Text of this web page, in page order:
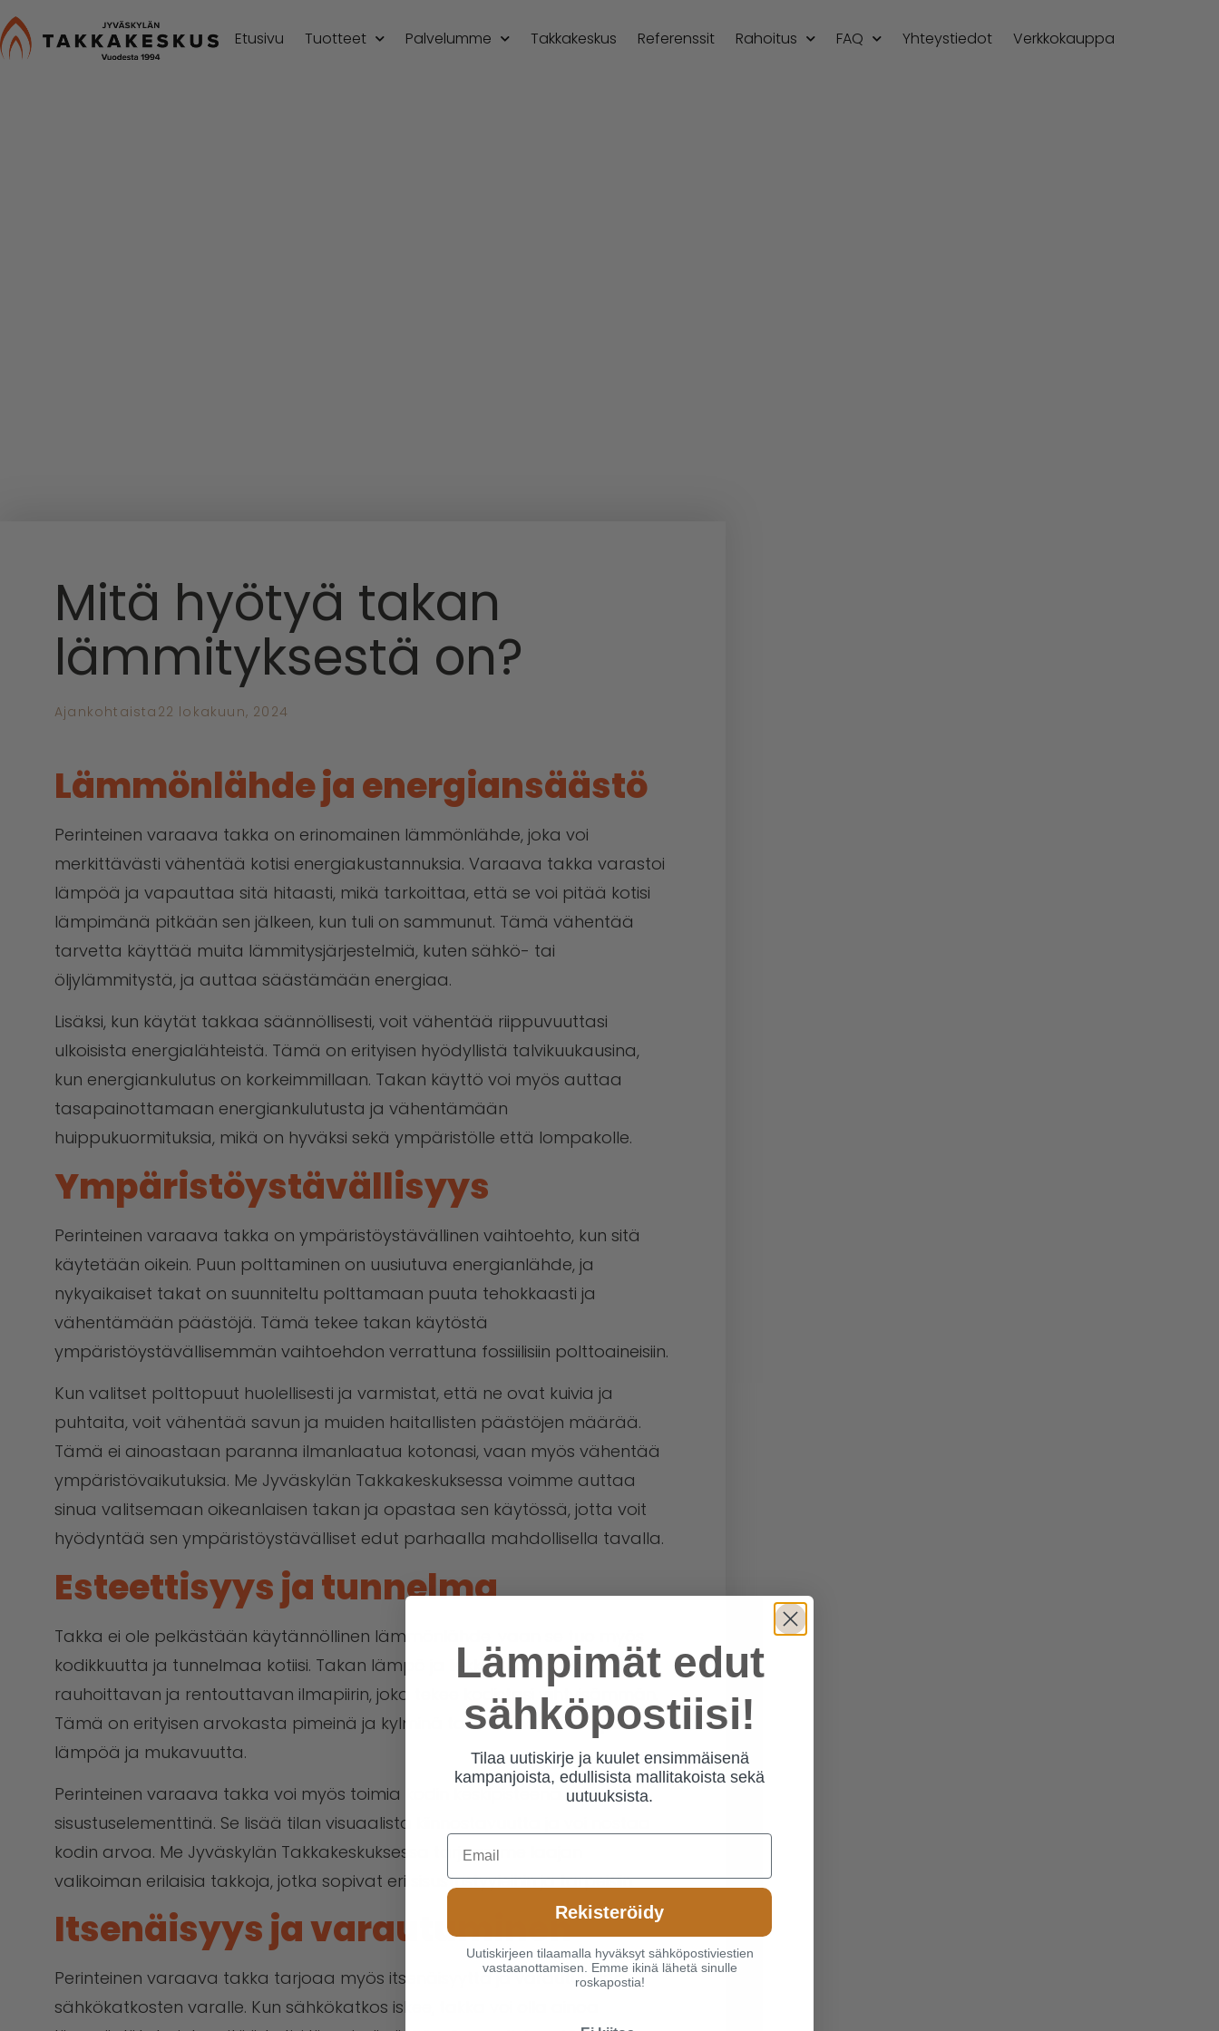
Etusivu Tuotteet Palvelumme Takkakeskus Referenssit Rahoitus FAQ Yhteystiedot Verkkokauppa
Mitä hyötyä takan
lämmityksestä on?
Ajankohtaista 22 lokakuun, 2024
Lämmönlähde ja energiansäästö
Perinteinen varaava takka on erinomainen lämmönlähde, joka voi
merkittävästi vähentää kotisi energiakustannuksia. Varaava takka varastoi
lämpöä ja vapauttaa sitä hitaasti, mikä tarkoittaa, että se voi pitää kotisi
lämpimänä pitkään sen jälkeen, kun tuli on sammunut. Tämä vähentää
tarvetta käyttää muita lämmitysjärjestelmiä, kuten sähkö- tai
öljylämmitystä, ja auttaa säästämään energiaa.
Lisäksi, kun käytät takkaa säännöllisesti, voit vähentää riippuvuuttasi
ulkoisista energialähteistä. Tämä on erityisen hyödyllistä talvikuukausina,
kun energiankulutus on korkeimmillaan. Takan käyttö voi myös auttaa
tasapainottamaan energiankulutusta ja vähentämään
huippukuormituksia, mikä on hyväksi sekä ympäristölle että lompakolle.
Ympäristöystävällisyys
Perinteinen varaava takka on ympäristöystävällinen vaihtoehto, kun sitä
käytetään oikein. Puun polttaminen on uusiutuva energianlähde, ja
nykyaikaiset takat on suunniteltu polttamaan puuta tehokkaasti ja
vähentämään päästöjä. Tämä tekee takan käytöstä
ympäristöystävällisemmän vaihtoehdon verrattuna fossiilisiin polttoaineisiin.
Kun valitset polttopuut huolellisesti ja varmistat, että ne ovat kuivia ja
puhtaita, voit vähentää savun ja muiden haitallisten päästöjen määrää.
Tämä ei ainoastaan paranna ilmanlaatua kotonasi, vaan myös vähentää
ympäristövaikutuksia. Me Jyväskylän Takkakeskuksessa voimme auttaa
sinua valitsemaan oikeanlaisen takan ja opastaa sen käytössä, jotta voit
hyödyntää sen ympäristöystävälliset edut parhaalla mahdollisella tavalla.
Esteettisyys ja tunnelma
Takka ei ole pelkästään käytännöllinen lämmönlähde, vaan se tuo myös
kodikkuutta ja tunnelmaa kotiisi. Takan lämpö ja liekkien tanssi luovat
rauhoittavan ja rentouttavan ilmapiirin, joka tekee kodistasi viihtyisämmän.
Tämä on erityisen arvokasta pimeinä ja kylminä talvi-iltoina, kun kaipaat
lämpöä ja mukavuutta.
Perinteinen varaava takka voi myös toimia kodin keskipisteenä ja
sisustuselementtinä. Se lisää tilan visuaalista kiinnostavuutta ja voi nostaa
kodin arvoa. Me Jyväskylän Takkakeskuksessa tarjoamme laajan
valikoiman erilaisia takkoja, jotka sopivat eri sisustustyyleihin ja tarpeisiin.
Itsenäisyys ja varautuminen
Perinteinen varaava takka tarjoaa myös itsenäisyyttä ja varautumista
sähkökatkosten varalle. Kun sähkökatkos iskee, takka voi olla ainoa
Lämpimät edut
sähköpostiisi!
Tilaa uutiskirje ja kuulet ensimmäisenä
kampanjoista, edullisista mallitakoista sekä
uutuuksista.
Email
Rekisteröidy
Uutiskirjeen tilaamalla hyväksyt sähköpostiviestien
vastaanottamisen. Emme ikinä lähetä sinulle
roskapostia!